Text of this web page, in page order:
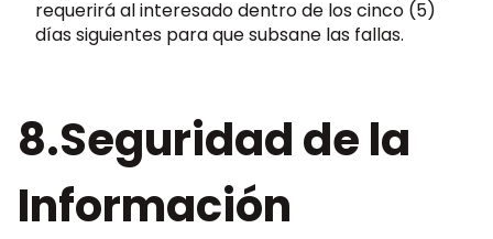
requerirá al interesado dentro de los cinco (5)
días siguientes para que subsane las fallas.
8.Seguridad de la
Información